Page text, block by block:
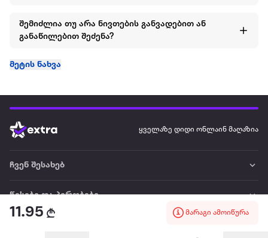
11.95 მარაგი ამოიწურა
შემიძლია თუ არა ნივთების განვადებით ან
განაწილებით შეძენა?
მეტის ნახვა
ყველაზე დიდი ონლაინ მაღაზია
ჩვენ შესახებ
წესები და პირობები